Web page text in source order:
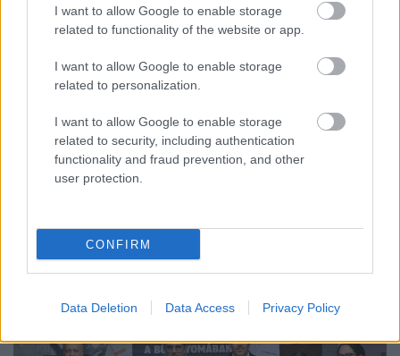
I want to allow Google to enable storage
related to functionality of the website or app.
I want to allow Google to enable storage
related to personalization.
I want to allow Google to enable storage
related to security, including authentication
functionality and fraud prevention, and other
user protection.
CONFIRM
Data Deletion Data Access Privacy Policy
Mit nézhetünk a TV2-n 2026 őszén?
Az elmúlt évekhez hasonlóan idén is elindítjuk "Őszi
szezon" rovatunkat, amiben összeszedjük, milyen